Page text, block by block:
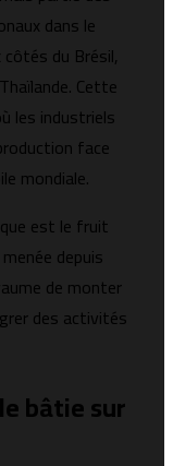
dans le
côtés du Brésil,
Thaïlande. Cette
les industriels
face
mondiale.
est le fruit
depuis
de monter
des activités
bâtie sur